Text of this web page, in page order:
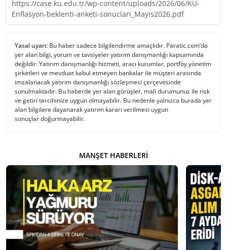
https://case.ku.edu.tr/wp-content/uploads/2026/06/KU-
Enflasyon-beklenti-anketi-sonuclari_Mayis2026.pdf
Yasal uyarı: Bu haber sadece bilgilendirme amaçlıdır. Paratic.com’da
yer alan bilgi, yorum ve tavsiyeler yatırım danışmanlığı kapsamında
değildir. Yatırım danışmanlığı hizmeti, aracı kurumlar, portföy yönetim
şirketleri ve mevduat kabul etmeyen bankalar ile müşteri arasında
imzalanacak yatırım danışmanlığı sözleşmesi çerçevesinde
sunulmaktadır. Bu haberde yer alan görüşler, mali durumunuz ile risk
ve getiri tercihinize uygun olmayabilir. Bu nedenle yalnızca burada yer
alan bilgilere dayanarak yatırım kararı verilmesi uygun
sonuçlar doğurmayabilir.
MANŞET HABERLERI